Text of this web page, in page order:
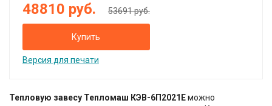
48810 руб. 53691 руб.
Купить
Версия для печати
Тепловую завесу Тепломаш КЭВ-6П2021Еможно